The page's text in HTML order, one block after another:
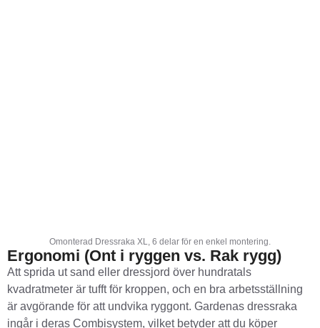
Omonterad Dressraka XL, 6 delar för en enkel montering.
Ergonomi (Ont i ryggen vs. Rak rygg)
Att sprida ut sand eller dressjord över hundratals
kvadratmeter är tufft för kroppen, och en bra arbetsställning
är avgörande för att undvika ryggont. Gardenas dressraka
ingår i deras Combisystem, vilket betyder att du köper